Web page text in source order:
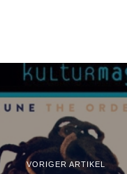
VORIGER ARTIKEL